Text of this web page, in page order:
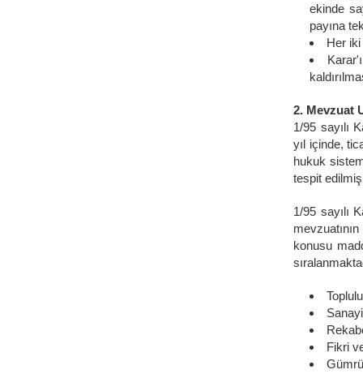
ekinde
payına
Her iki
2. Mevzuat
1/95 sayılı
yıl içinde,
hukuk
tespit
1/95 sayılı
konusu
Fikri